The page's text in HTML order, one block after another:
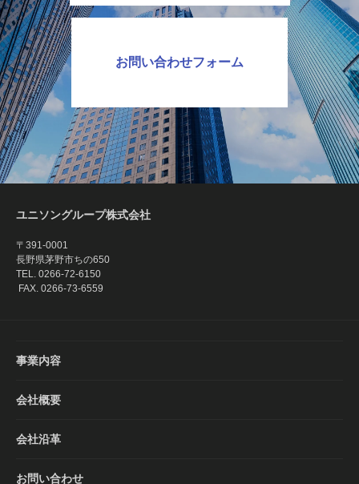
お問い合わせフォーム
ユニソングループ株式会社
〒391-0001
長野県茅野市ちの650
TEL. 0266-72-6150
FAX. 0266-73-6559
事業内容
会社概要
会社沿革
お問い合わせ